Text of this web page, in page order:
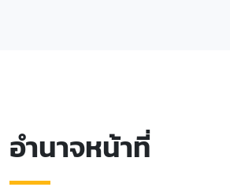
อำนาจหน้าที่